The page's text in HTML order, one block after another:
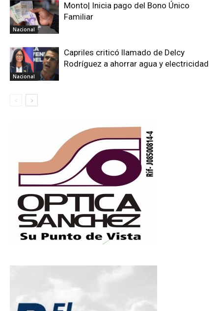
Nacional
Monto| Inicia pago del Bono Único
Familiar
Nacional
Capriles criticó llamado de Delcy
Rodríguez a ahorrar agua y electricidad